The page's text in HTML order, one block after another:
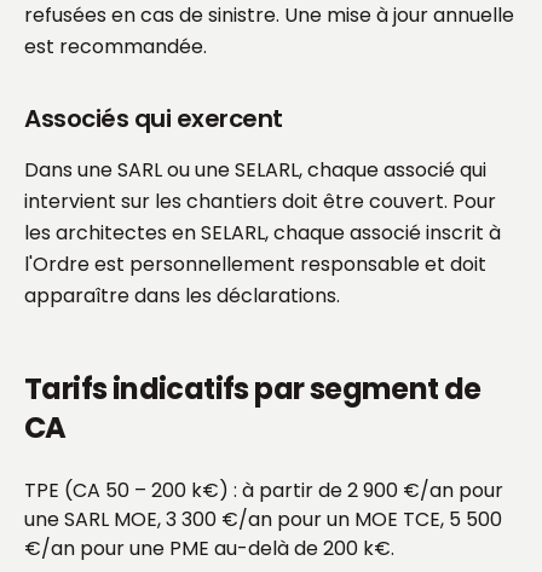
refusées en cas de sinistre. Une mise à jour annuelle
est recommandée.
Associés qui exercent
Dans une SARL ou une SELARL, chaque associé qui
intervient sur les chantiers doit être couvert. Pour
les architectes en SELARL, chaque associé inscrit à
l'Ordre est personnellement responsable et doit
apparaître dans les déclarations.
Tarifs indicatifs par segment de
CA
TPE (CA 50 – 200 k€) : à partir de 2 900 €/an pour
une SARL MOE, 3 300 €/an pour un MOE TCE, 5 500
€/an pour une PME au-delà de 200 k€.